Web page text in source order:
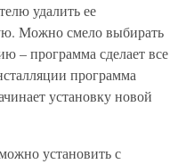
удалить ее
Можно смело выбирать
– программа сделает все
программа
установку новой
установить с